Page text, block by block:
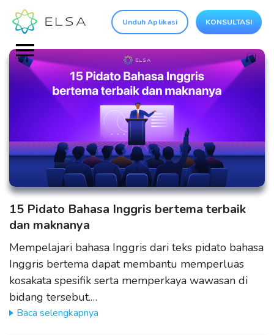
Unduh Aplikasi KONSULTASI
15 Pidato Bahasa Inggris bertema terbaik
dan maknanya
Mempelajari bahasa Inggris dari teks pidato bahasa
Inggris bertema dapat membantu memperluas
kosakata spesifik serta memperkaya wawasan di
bidang tersebut.…
Baca selengkapnya